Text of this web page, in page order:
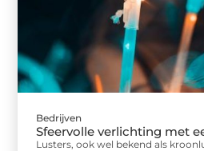
Bedrijven
Sfeervolle verlichting met
Lusters, ook wel bekend als